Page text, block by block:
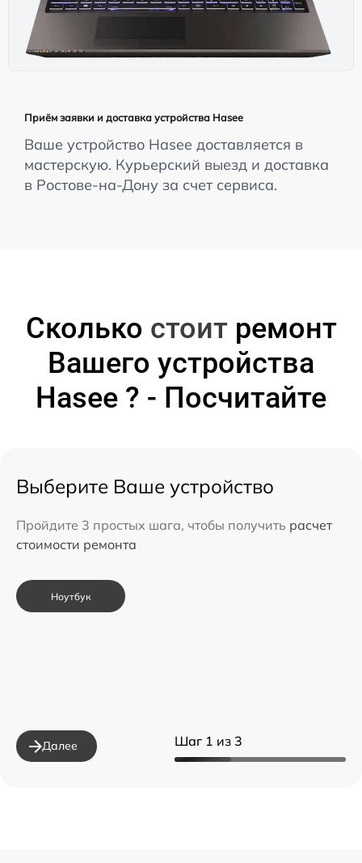
Приём заявки и доставка устройства Hasee
Ваше устройство Hasee доставляется в
мастерскую. Курьерский выезд и доставка
в Ростове-на-Дону за счет сервиса.
Сколько стоитремонт
Вашего устройства
Hasee ? - Посчитайте
Шаг 1 из 3
Выберите Ваше устройство
Пройдите 3 простых шага, чтобы получить расчет
стоимости ремонта
Ноутбук
Далее